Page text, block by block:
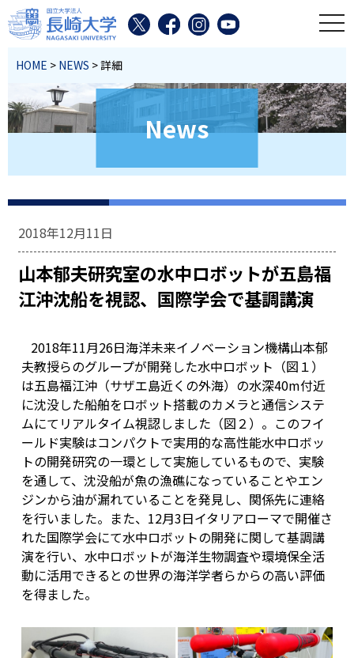
HOME > NEWS > 詳細
News
2018年12月11日
山本郁夫研究室の水中ロボットが五島福
江沖沈船を視認、国際学会で基調講演
2018年11月26日海洋未来イノベーション機構山本郁
夫教授らのグループが開発した水中ロボット（図１）
は五島福江沖（サザエ島近くの外海）の水深40m付近
に沈没した船舶をロボット搭載のカメラと通信システ
ムにてリアルタイム視認しました（図２）。このフイ
ールド実験はコンパクトで実用的な高性能水中ロボッ
トの開発研究の一環として実施しているもので、実験
を通して、沈没船が魚の漁礁になっていることやエン
ジンから油が漏れていることを発見し、関係先に連絡
を行いました。また、12月3日イタリアローマで開催さ
れた国際学会にて水中ロボットの開発に関して基調講
演を行い、水中ロボットが海洋生物調査や環境保全活
動に活用できるとの世界の海洋学者らからの高い評価
を得ました。